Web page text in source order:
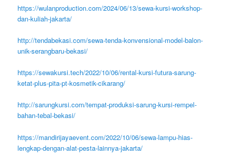
https://wulanproduction.com/2024/06/13/sewa-kursi-workshop-
dan-kuliah-jakarta/
http://tendabekasi.com/sewa-tenda-konvensional-model-balon-
unik-serangbaru-bekasi/
https://sewakursi.tech/2022/10/06/rental-kursi-futura-sarung-
ketat-plus-pita-pt-kosmetik-cikarang/
http://sarungkursi.com/tempat-produksi-sarung-kursi-rempel-
bahan-tebal-bekasi/
https://mandirijayaevent.com/2022/10/06/sewa-lampu-hias-
lengkap-dengan-alat-pesta-lainnya-jakarta/